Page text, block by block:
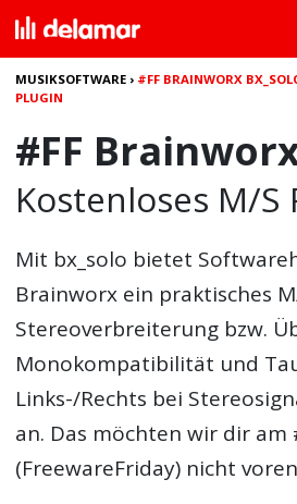
MUSIKSOFTWARE › #FF BRAINWORX
PLUGIN
#FF
Kostenloses M/S
Mit bx_solo bietet
Brainworx ein praktisches
Stereoverbreiterung bzw.
Monokompatibilität und
Links-/Rechts bei
an. Das möchten wir dir am
(FreewareFriday) nicht